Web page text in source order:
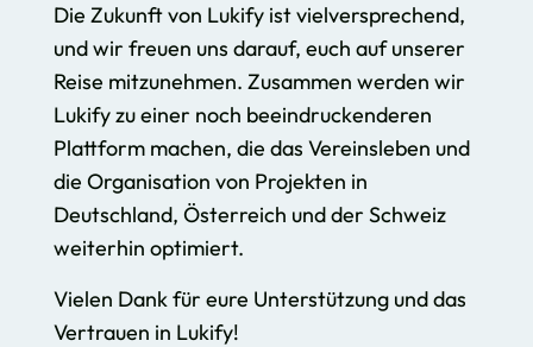
Die Zukunft von Lukify ist vielversprechend,
und wir freuen uns darauf, euch auf unserer
Reise mitzunehmen. Zusammen werden wir
Lukify zu einer noch beeindruckenderen
Plattform machen, die das Vereinsleben und
die Organisation von Projekten in
Deutschland, Österreich und der Schweiz
weiterhin optimiert.
Vielen Dank für eure Unterstützung und das
Vertrauen in Lukify!